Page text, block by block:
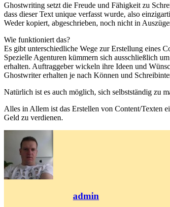
Ghostwriting setzt die Freude und Fähigkeit zu
dass dieser Text unique verfasst wurde, also
Weder kopiert, abgeschrieben, noch nicht in
Wie funktioniert das?
Es gibt unterschiedliche Wege zur Erstellung eines
Spezielle Agenturen kümmern sich ausschließlich
erhalten. Auftraggeber wickeln ihre Ideen und
Ghostwriter erhalten je nach Können und
Natürlich ist es auch möglich, sich selbstständig zu
Alles in Allem ist das Erstellen von Content/Texten
Geld zu verdienen.
admin